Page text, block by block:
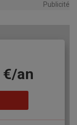
Publicité
an